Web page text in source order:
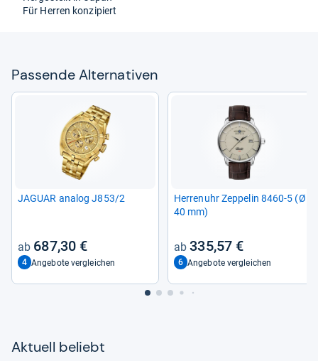
Für Her­ren kon­zi­piert
Pas­sende Alter­na­ti­ven
JAGUAR ana­log J853/2
687,30 €
4 Angebote vergleichen
Her­ren­uhr Zep­pe­lin 8460-​5 (Ø
40 mm)
335,57 €
6 Angebote vergleichen
Aktu­ell beliebt